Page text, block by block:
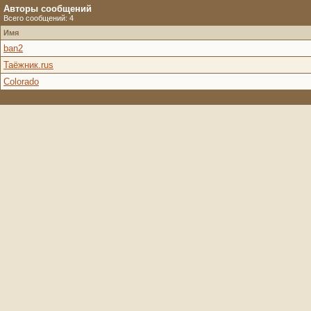
Авторы сообщений
Всего сообщений: 4
Имя
ban2
Таёжник.rus
Colorado